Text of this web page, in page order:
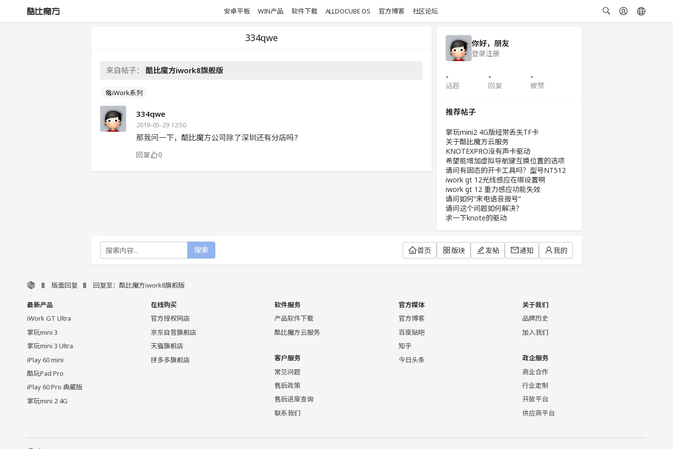
安卓平板 WIN产品 软件下载 ALLDOCUBE OS 官方博客 社区论坛
334qwe
来自帖子： 酷比魔方iwork8旗舰版
iWork系列
334qwe
2019-05-29 12:50
那我问一下，酷比魔方公司除了深圳还有分店吗？
回复 0
你好，朋友
登录注册
-
话题
-
回复
-
被赞
推荐帖子
掌玩mini2 4G版经常丢失TF卡
关于酷比魔方云服务
KNOTEXPRO没有声卡驱动
希望能增加虚拟导航键互换位置的选项
请问有固态的开卡工具吗？型号NT512
iwork gt 12光线感应在哪设置啊
iwork gt 12 重力感应功能失效
请问如何“来电语音报号”
请问这个问题如何解决？
求一下knote的驱动
搜索 首页 版块 发帖 通知 我的
版面回复 回复至：酷比魔方iwork8旗舰版
最新产品
iWork GT Ultra
掌玩mini 3
掌玩mini 3 Ultra
iPlay 60 mini
酷玩Pad Pro
iPlay 60 Pro 典藏版
掌玩mini 2 4G
在线购买
官方授权网店
京东自营旗舰店
天猫旗舰店
拼多多旗舰店
软件服务
产品软件下载
酷比魔方云服务
客户服务
常见问题
售后政策
售后进度查询
联系我们
官方媒体
官方博客
百度贴吧
知乎
今日头条
关于我们
品牌历史
加入我们
政企服务
商业合作
行业定制
开放平台
供应商平台